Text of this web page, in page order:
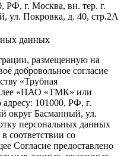
РФ, г. Москва, вн. тер. г.
ул. Покровка, д. 40, стр.2А
данных
размещенную на
добровольное согласие
«Трубная
«ПАО «ТМК» или
101000, РФ, г.
округ Басманный, ул.
персональных данных
соответствии со
Согласие предоставлено